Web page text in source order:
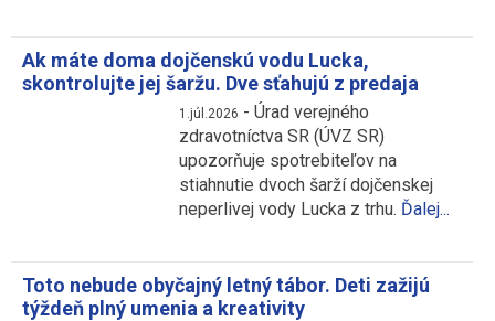
Ak máte doma dojčenskú vodu Lucka,
skontrolujte jej šaržu. Dve sťahujú z predaja
1.júl.2026 - Úrad verejného
zdravotníctva SR (ÚVZ SR)
upozorňuje spotrebiteľov na
stiahnutie dvoch šarží dojčenskej
neperlivej vody Lucka z trhu. Ďalej...
Toto nebude obyčajný letný tábor. Deti zažijú
týždeň plný umenia a kreativity